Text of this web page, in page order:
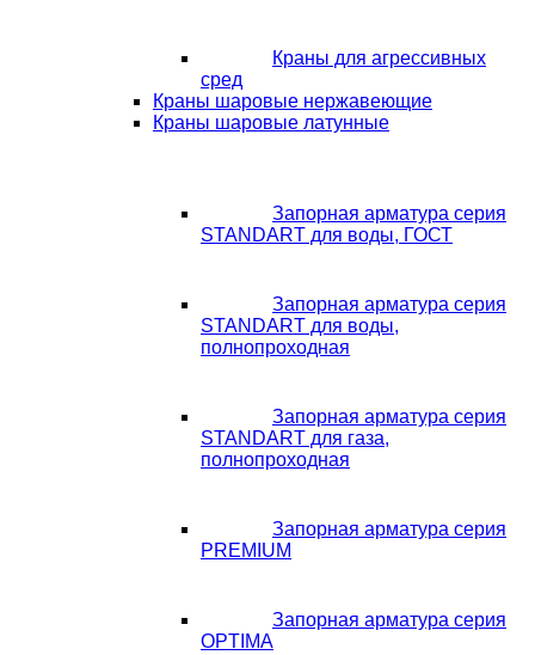
Краны для агрессивных
сред
Краны шаровые нержавеющие
Краны шаровые латунные
Запорная арматура серия
STANDART для воды, ГОСТ
Запорная арматура серия
STANDART для воды,
полнопроходная
Запорная арматура серия
STANDART для газа,
полнопроходная
Запорная арматура серия
PREMIUM
Запорная арматура серия
OPTIMA